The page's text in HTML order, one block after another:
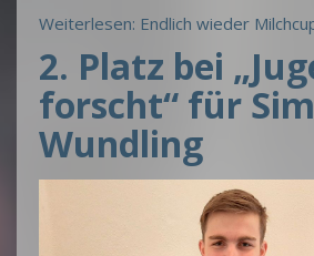
Weiterlesen: Endlich wieder
2. Platz bei
forscht“ für
Wundling